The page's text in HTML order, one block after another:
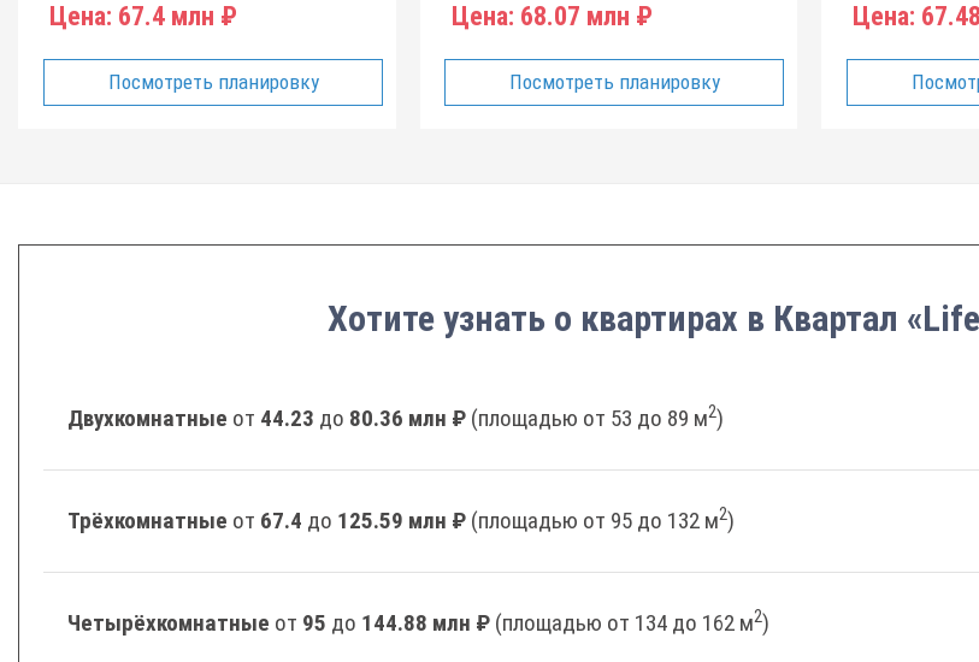
Цена: 67.4 млн ₽
Посмотреть планировку
Цена: 68.07 млн ₽
Посмотреть планировку
Цена:
Хотите узнать о квартирах в Квартал
Двухкомнатные от 44.23 до 80.36 млн ₽ (площадью от 53 до 89 м2)
Трёхкомнатные от 67.4 до 125.59 млн ₽ (площадью от 95 до 132 м2)
Четырёхкомнатные от 95 до 144.88 млн ₽ (площадью от 134 до 162 м2)